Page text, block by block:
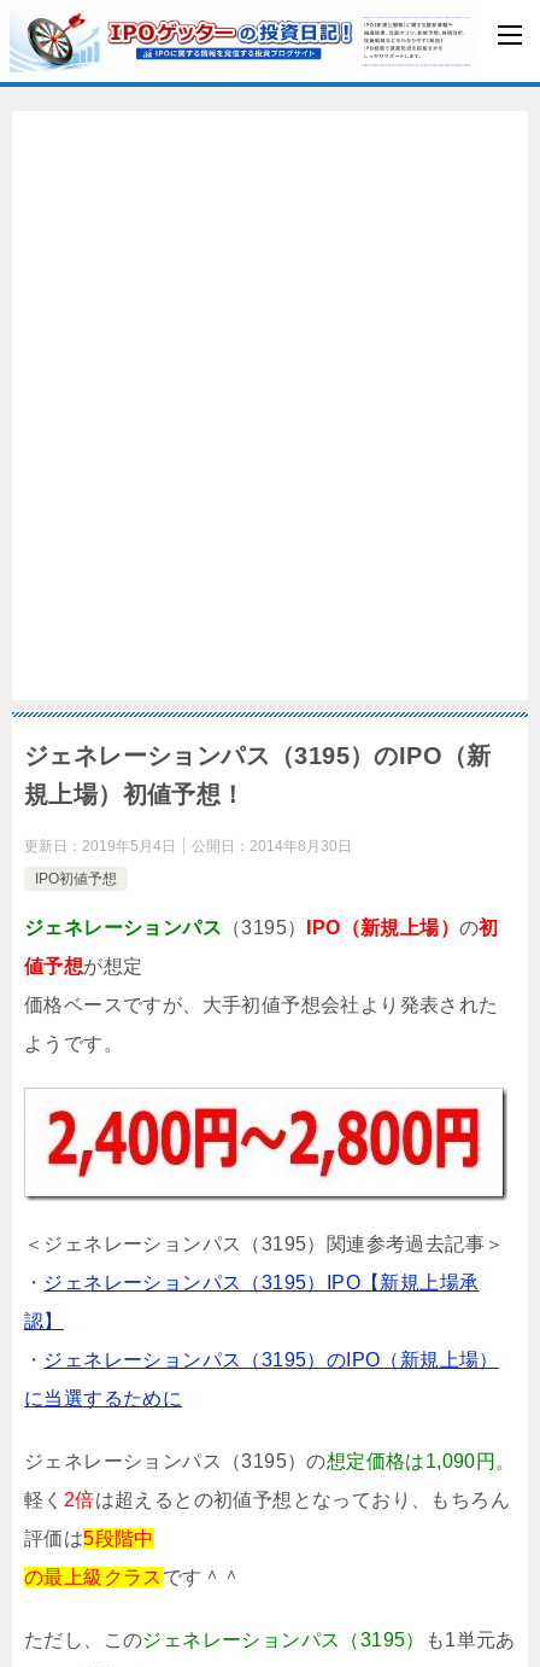
ジェネレーションパス（3195）のIPO（新
規上場）初値予想！
更新日： 2019年5月4日 公開日： 2014年8月30日
IPO初値予想
ジェネレーションパス （3195） IPO（新規上場）の初
値予想が想定
価格ベースですが、大手初値予想会社より発表された
ようです。
＜ジェネレーションパス（3195）関連参考過去記事＞
・ ジェネレーションパス（3195）IPO【新規上場承
認】
・ ジェネレーションパス（3195）のIPO（新規上場）
に当選するために
ジェネレーションパス（3195）の想定価格は1,090円 。
軽く 2倍は超えるとの初値予想となっており、もちろん
評価は5段階中
の最上級クラス です＾＾
ただし、このジェネレーションパス（3195）
も1単元あ